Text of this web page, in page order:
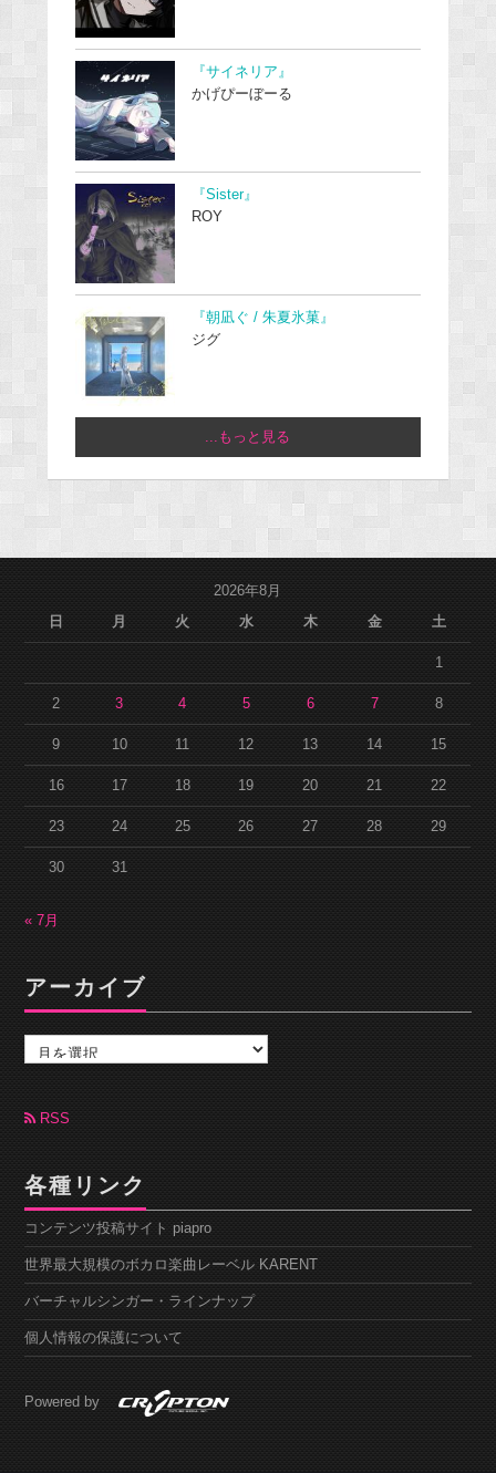
『サイネリア』
かげぴーぼーる
『Sister』
ROY
『朝凪ぐ / 朱夏氷菓』
ジグ
...もっと見る
2026年8月
日
月 火 水 木 金 土
1
2 3 4 5 6 7 8
9 10 11 12 13 14 15
16 17 18 19 20 21 22
23 24 25 26 27 28 29
30 31
« 7月
アーカイブ
カ
ブ RSS
各種リンク
コンテンツ投稿サイト piapro
世界最大規模のボカロ楽曲レーベル KARENT
バーチャルシンガー・ラインナップ
個人情報の保護について
Powered by